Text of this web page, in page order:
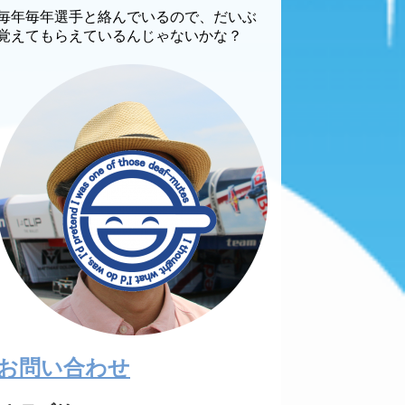
年毎年選手と絡んでいるので、だいぶ
えてもらえているんじゃないかな？
問い合わせ